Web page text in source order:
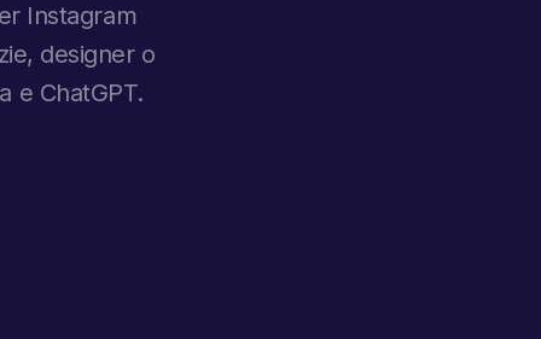
Instagram
designer o
e ChatGPT.